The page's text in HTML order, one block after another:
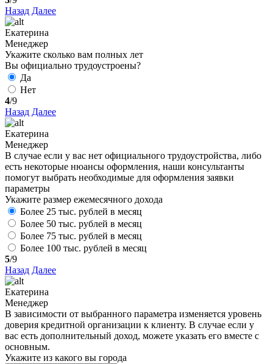
Назад Далее
Екатерина
Менеджер
Укажите сколько вам полных лет
Вы официально трудоустроены?
Да
Нет
4/9
Назад Далее
Екатерина
Менеджер
В случае если у вас нет официального трудоустройства, либо
есть некоторые нюансы оформления, наши консультанты
помогут выбрать необходимые для оформления заявки
параметры
Укажите размер ежемесячного дохода
Более 25 тыс. рублей в месяц
Более 50 тыс. рублей в месяц
Более 75 тыс. рублей в месяц
Более 100 тыс. рублей в месяц
5/9
Назад Далее
Екатерина
Менеджер
В зависимости от выбранного параметра изменяется уровень
доверия кредитной организации к клиенту. В случае если у
вас есть дополнительный доход, можете указать его вместе с
основным.
Укажите из какого вы города